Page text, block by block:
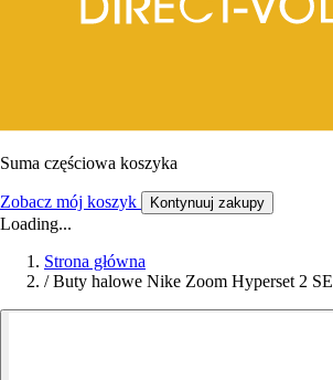
Suma częściowa koszyka
Zobacz mój koszyk Kontynuuj zakupy
Loading...
Strona główna
/ Buty halowe Nike Zoom Hyperset 2 SE